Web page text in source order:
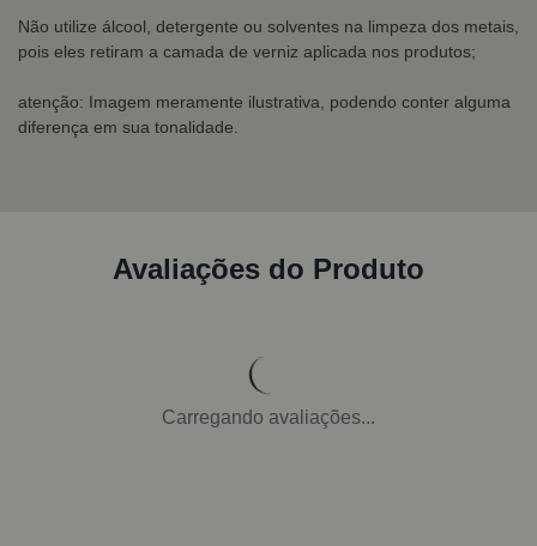
Não utilize álcool, detergente ou solventes na limpeza dos metais,
pois eles retiram a camada de verniz aplicada nos produtos;
atenção: Imagem meramente ilustrativa, podendo conter alguma
diferença em sua tonalidade.
Avaliações do Produto
Carregando avaliações...